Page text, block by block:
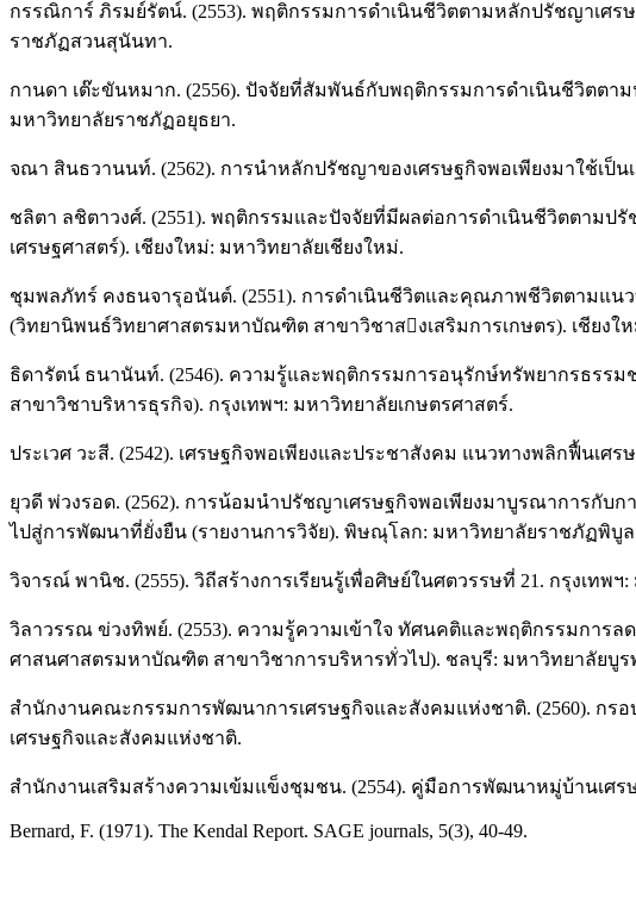
กรรณิการ์ ภิรมย์รัตน์. (2553). พฤติกรรมการดำเนินชีวิตตามหลักปรัชญาเศ
ราชภัฏสวนสุนันทา.
กานดา เต๊ะขันหมาก. (2556). ปัจจัยที่สัมพันธ์กับพฤติกรรมการดำเนินชีวิตต
มหาวิทยาลัยราชภัฏอยุธยา.
จณา สินธวานนท์. (2562). การนำหลักปรัชญาของเศรษฐกิจพอเพียงมาใช้เป็
ชลิตา ลชิตาวงศ์. (2551). พฤติกรรมและปัจจัยที่มีผลต่อการดำเนินชีวิตตา
เศรษฐศาสตร์). เชียงใหม่: มหาวิทยาลัยเชียงใหม่.
ชุมพลภัทร์ คงธนจารุอนันต์. (2551). การดำเนินชีวิตและคุณภาพชีวิตตามแน
(วิทยานิพนธ์วิทยาศาสตรมหาบัณฑิต สาขาวิชาสงเสริมการเกษตร). เชียงใ
ธิดารัตน์ ธนานันท์. (2546). ความรู้และพฤติกรรมการอนุรักษ์ทรัพยากรธร
สาขาวิชาบริหารธุรกิจ). กรุงเทพฯ: มหาวิทยาลัยเกษตรศาสตร์.
ประเวศ วะสี. (2542). เศรษฐกิจพอเพียงและประชาสังคม แนวทางพลิกฟื้นเศ
ยุวดี พ่วงรอด. (2562). การน้อมนำปรัชญาเศรษฐกิจพอเพียงมาบูรณาการกับ
ไปสู่การพัฒนาที่ยั่งยืน (รายงานการวิจัย). พิษณุโลก: มหาวิทยาลัยราชภัฏพิบู
วิจารณ์ พานิช. (2555). วิถีสร้างการเรียนรู้เพื่อศิษย์ในศตวรรษที่ 21. กรุงเทพ
วิลาวรรณ ข่วงทิพย์. (2553). ความรู้ความเข้าใจ ทัศนคติและพฤติกรรมการ
ศาสนศาสตรมหาบัณฑิต สาขาวิชาการบริหารทั่วไป). ชลบุรี: มหาวิทยาลัยบูร
สำนักงานคณะกรรมการพัฒนาการเศรษฐกิจและสังคมแห่งชาติ. (2560). ก
เศรษฐกิจและสังคมแห่งชาติ.
สำนักงานเสริมสร้างความเข้มแข็งชุมชน. (2554). คู่มือการพัฒนาหมู่บ้านเศ
Bernard, F. (1971). The Kendal Report. SAGE journals, 5(3), 40-49.